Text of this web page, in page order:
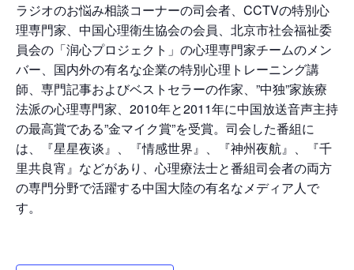
ラジオのお悩み相談コーナーの司会者、CCTVの特別心
理専門家、中国心理衛生協会の会員、北京市社会福祉委
員会の「润心プロジェクト」の心理専門家チームのメン
バー、国内外の有名な企業の特別心理トレーニング講
師、専門記事およびベストセラーの作家、”中独”家族療
法派の心理専門家、2010年と2011年に中国放送音声主持
の最高賞である”金マイク賞”を受賞。司会した番組に
は、『星星夜谈』、『情感世界』、『神州夜航』、『千
里共良宵』などがあり、心理療法士と番組司会者の両方
の専門分野で活躍する中国大陸の有名なメディア人で
す。